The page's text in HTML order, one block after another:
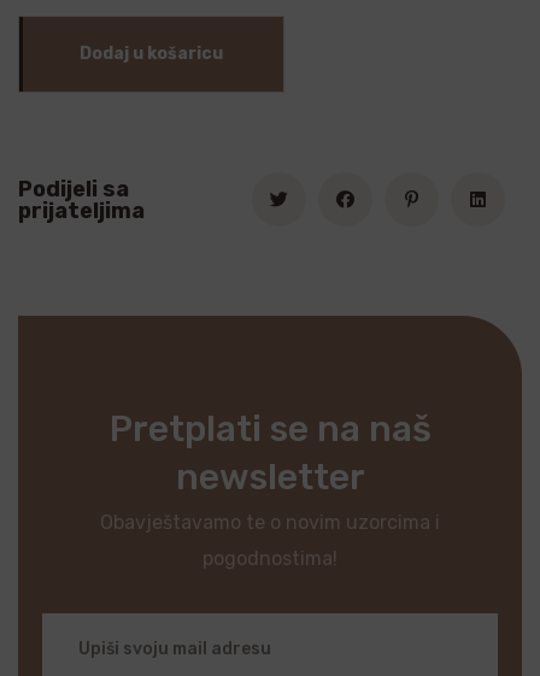
Dodaj u košaricu
Podijeli sa
prijateljima
Pretplati se na naš
newsletter
Obavještavamo te o novim uzorcima i
pogodnostima!